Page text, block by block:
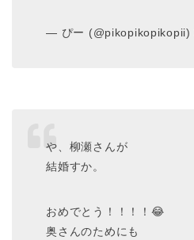
— ぴー (@pikopikopikopii)
や、柳瀬さんが
結婚すか。
おめでとう！！！！😂
奥さんのためにも